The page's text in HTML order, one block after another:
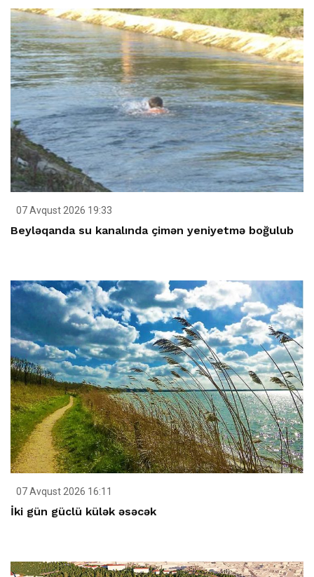
07 Avqust 2026 19:33
Beyləqanda su kanalında çimən yeniyetmə boğulub
07 Avqust 2026 16:11
İki gün güclü külək əsəcək